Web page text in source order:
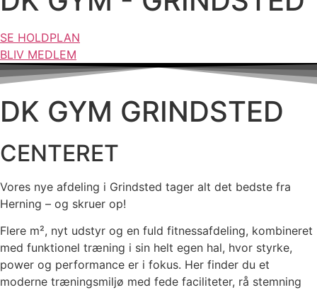
SE HOLDPLAN
BLIV MEDLEM
DK GYM GRINDSTED
CENTERET
Vores nye afdeling i Grindsted tager alt det bedste fra
Herning – og skruer op!
Flere m², nyt udstyr og en fuld fitnessafdeling, kombineret
med funktionel træning i sin helt egen hal, hvor styrke,
power og performance er i fokus. Her finder du et
moderne træningsmiljø med fede faciliteter, rå stemning